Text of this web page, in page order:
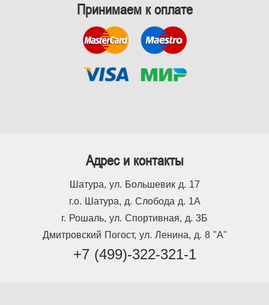
Принимаем к оплате
Адрес и контакты
Шатура, ул. Большевик д. 17
г.о. Шатура, д. Слобода д. 1А
г. Рошаль, ул. Спортивная, д. 3Б
Дмитровский Погост, ул. Ленина, д. 8 "А"
+7 (499)-322-321-1